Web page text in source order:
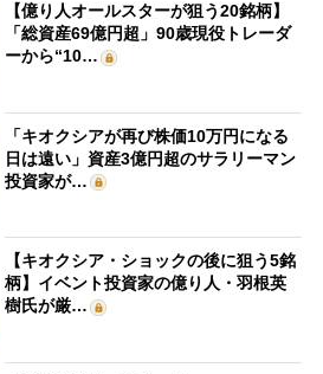
【億り人オールスターが狙う20銘柄】
「総資産69億円超」90歳現役トレーダ
ーから“10…
「キオクシアが再び株価10万円になる
日は遠い」資産3億円超のサラリーマン
投資家が…
【キオクシア・ショックの後に狙う5銘
柄】イベント投資家の億り人・羽根英
樹氏が厳…